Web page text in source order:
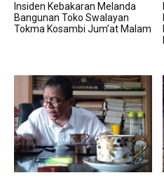
Insiden Kebakaran Melanda
Bangunan Toko Swalayan
Tokma Kosambi Jum’at Malam